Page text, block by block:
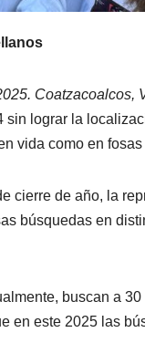
Coatzacoalcos,
sin lograr la
vida como en
cierre de año, la
búsquedas en
buscan a
en este 2025 las